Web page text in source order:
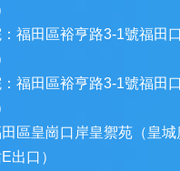
福田區裕亨路3-1號福田
福田區裕亨路3-1號福田
區皇崗口岸皇禦苑（皇
出口）